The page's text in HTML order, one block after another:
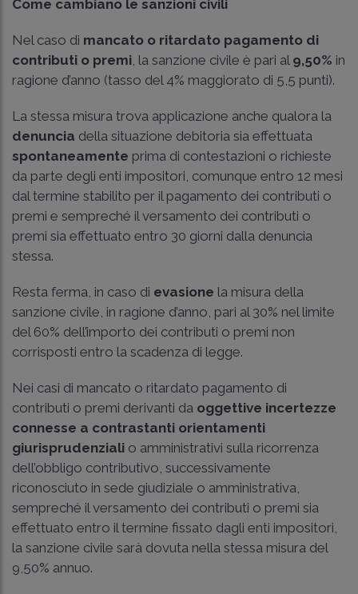
Come cambiano le sanzioni civili
Nel caso di mancato o ritardato pagamento di
contributi o premi , la sanzione civile è pari al 9,50% in
ragione d’anno (tasso del 4% maggiorato di 5,5 punti).
La stessa misura trova applicazione anche qualora la
denuncia della situazione debitoria sia effettuata
spontaneamente prima di contestazioni o richieste
da parte degli enti impositori, comunque entro 12 mesi
dal termine stabilito per il pagamento dei contributi o
premi e sempreché il versamento dei contributi o
premi sia effettuato entro 30 giorni dalla denuncia
stessa.
Resta ferma, in caso di evasione la misura della
sanzione civile, in ragione d’anno, pari al 30% nel limite
del 60% dell’importo dei contributi o premi non
corrisposti entro la scadenza di legge.
Nei casi di mancato o ritardato pagamento di
contributi o premi derivanti da oggettive incertezze
connesse a contrastanti orientamenti
giurisprudenziali o amministrativi sulla ricorrenza
dell’obbligo contributivo, successivamente
riconosciuto in sede giudiziale o amministrativa,
sempreché il versamento dei contributi o premi sia
effettuato entro il termine fissato dagli enti impositori,
la sanzione civile sarà dovuta nella stessa misura del
9,50% annuo.